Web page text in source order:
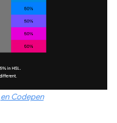
en Codepen